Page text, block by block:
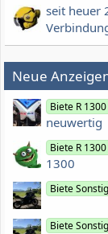
seit heuer
Neue
Biete R 1300
neuwertig
Biete R 1300
1300
Biete
Biete